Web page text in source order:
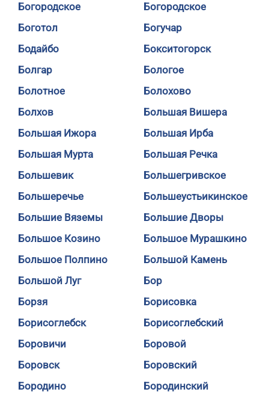
Богородское
Богородское
Боготол
Богучар
Бодайбо
Бокситогорск
Болгар
Бологое
Болотное
Болохово
Болхов
Большая Вишера
Большая Ижора
Большая Ирба
Большая Мурта
Большая Речка
Большевик
Большегривское
Большеречье
Большеустьикинское
Большие Вяземы
Большие Дворы
Большое Козино
Большое Мурашкино
Большое Полпино
Большой Камень
Большой Луг
Бор
Борзя
Борисовка
Борисоглебск
Борисоглебский
Боровичи
Боровой
Боровск
Боровский
Бородино
Бородинский